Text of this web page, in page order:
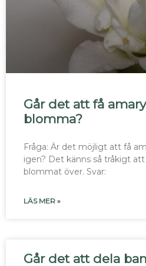
Går det att få
blomma?
Fråga: Är det möjligt att få
igen? Det känns så tråkigt
blommat över. Svar:
LÄS MER »
Går det att dela